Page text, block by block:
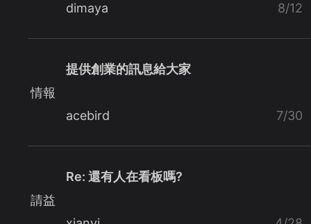
dimaya 8/12
情報
提供創業的訊息給大家
acebird 7/30
請益
Re: 還有人在看板嗎?